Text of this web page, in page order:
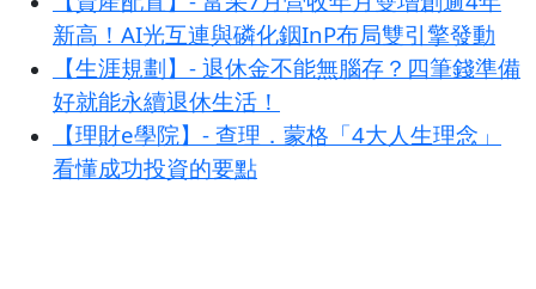
新高！AI光互連與磷化銦InP布局雙引擎發動
【生涯規劃】- 退休金不能無腦存？四筆錢準備
好就能永續退休生活！
【理財e學院】- 查理．蒙格「4大人生理念」
看懂成功投資的要點